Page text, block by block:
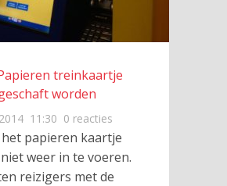
treinkaartje
worden
11:30 0 reacties
papieren kaartje
weer in te voeren.
reizigers met de